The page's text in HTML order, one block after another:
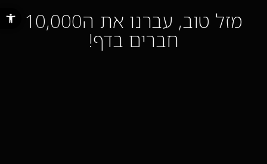
פתח סרגל מזל טוב, עברנו את ה10,000
חברים בדף!